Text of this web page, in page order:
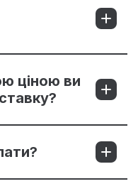
ціною ви